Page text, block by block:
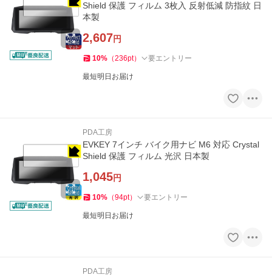
Shield 保護 フィルム 3枚入 反射低減 防指紋 日
本製
2,607円
10% （236pt） 要エントリー
最短明日お届け
PDA工房
EVKEY 7インチ バイク用ナビ M6 対応 Crystal
Shield 保護 フィルム 光沢 日本製
1,045円
10% （94pt） 要エントリー
最短明日お届け
PDA工房